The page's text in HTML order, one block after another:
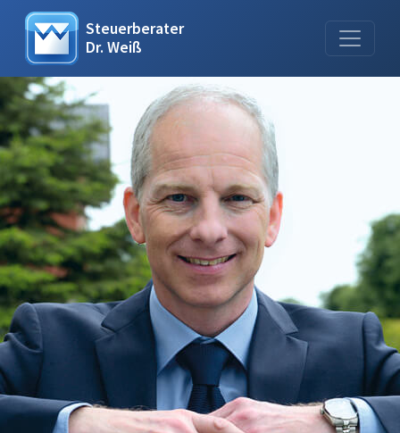
Steuerberater
Dr. Weiß